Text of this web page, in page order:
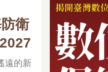
來自香港和泰國，還與臺灣
。
那麼這股力量來自這樣的事
衛
遠的新